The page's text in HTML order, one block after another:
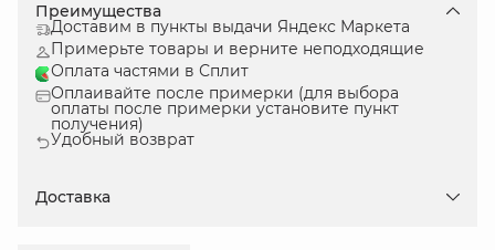
Преимущества
Доставим в пункты выдачи Яндекс Маркета
Примерьте товары и верните неподходящие
Оплата частями в Сплит
Оплаивайте после примерки (для выбора
оплаты после примерки установите пункт
получения)
Удобный возврат
Доставка